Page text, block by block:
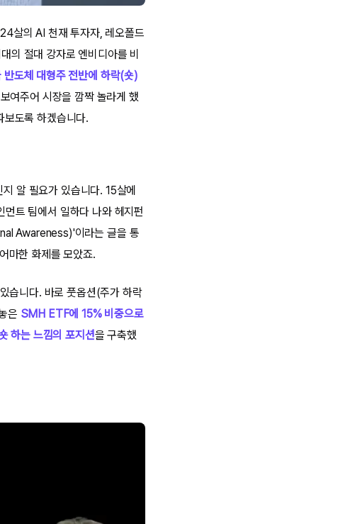
살의 AI 천재 투자자, 레오폴드
절대 강자로 엔비디아를 비
반도체 대형주 전반에 하락(숏)
여주어 시장을 깜짝 놀라게 했
보도록 하겠습니다.
알 필요가 있습니다. 15살에
트 팀에서 일하다 나와 헤지펀
Awareness)'이라는 글을 통
마한 화제를 모았죠.
습니다. 바로 풋옵션(주가 하락
은 SMH ETF에 15% 비중으로
하는 느낌의 포지션을 구축했